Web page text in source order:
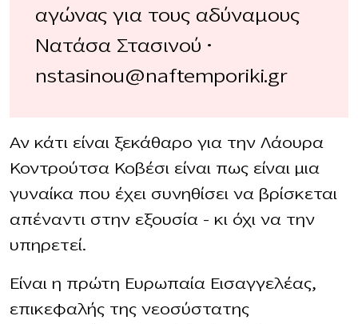
αγώνας για τους αδύναμους
Νατάσα Στασινού •
nstasinou@naftemporiki.gr
Αν κάτι είναι ξεκάθαρο για την Λάουρα
Κοντρούτσα Κοβέσι είναι πως είναι μια
γυναίκα που έχει συνηθίσει να βρίσκεται
απέναντι στην εξουσία – κι όχι να την
υπηρετεί.
Είναι η πρώτη Ευρωπαία Εισαγγελέας,
επικεφαλής της νεοσύστατης